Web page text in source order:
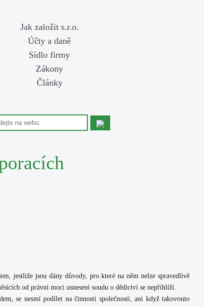
Jak založit s.r.o.
Účty a daně
Sídlo firmy
Zákony
Články
jestliže jsou dány důvody, pro které na něm nelze spravedlivě
od právní moci usnesení soudu o dědictví se nepřihlíží.
se nesmí podílet na činnosti společnosti, ani když takovouto